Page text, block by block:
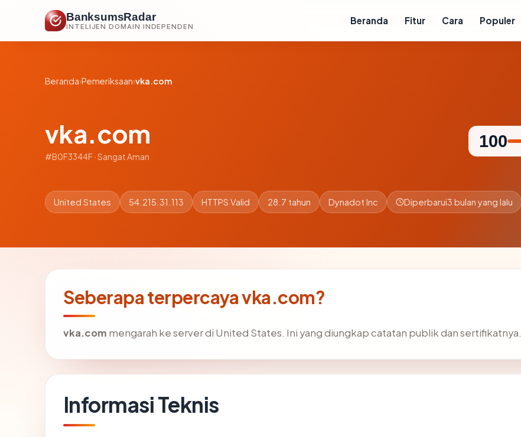
BanksumsRadar
INTELIJEN DOMAIN INDEPENDEN
Beranda Fitur Cara Populer
Beranda›Pemeriksaan›vka.com
vka.com
#B0F3344F · Sangat Aman
100
United States 54.215.31.113 HTTPS Valid 28.7 tahun Dynadot Inc Diperbarui3 bulan yang lalu
Seberapa terpercaya vka.com?
vka.com mengarah ke server di United States. Ini yang diungkap catatan publik dan sertifikatnya.
Informasi Teknis